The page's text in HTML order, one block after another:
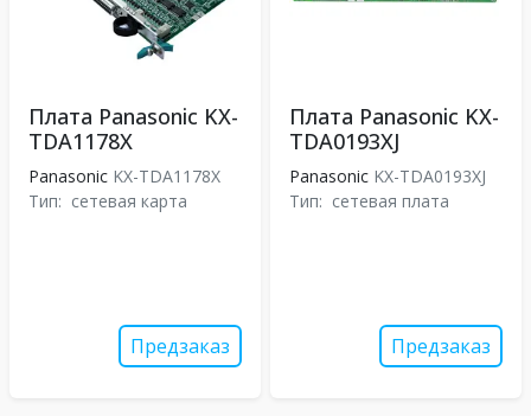
Плата Panasonic KX-
TDA1178X
Panasonic KX-TDA1178X
Тип: сетевая карта
Предзаказ
Плата Panasonic KX-
TDA0193XJ
Panasonic KX-TDA0193XJ
Тип: сетевая плата
Предзаказ